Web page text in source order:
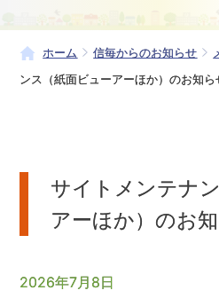
ホーム 信毎からのお知らせ
ンス（紙面ビューアーほか）のお知ら
サイトメンテナ
アーほか）のお
2026年7月8日